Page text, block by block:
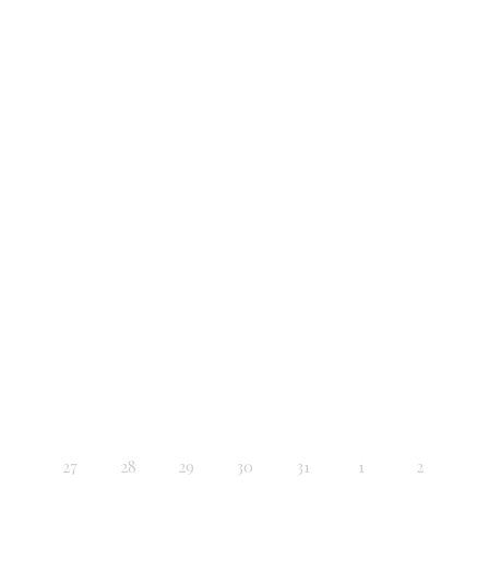
27 28 29 30 31 1 2